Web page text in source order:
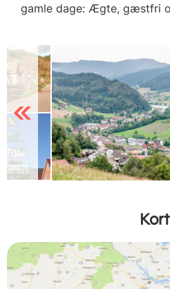
gamle dage: Ægte, gæstfri
Previous
Kort